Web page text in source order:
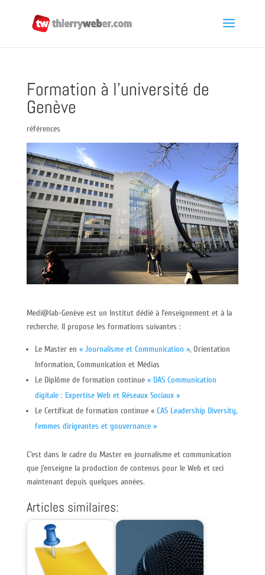
Formation à l’université de
Genève
références
Medi@lab-Genève est un Institut dédié à l’enseignement et à la
recherche. Il propose les formations suivantes :
Le Master en « Journalisme et Communication », Orientation
Information, Communication et Médias
Le Diplôme de formation continue « DAS Communication
digitale : Expertise Web et Réseaux Sociaux »
Le Certificat de formation continue « CAS Leadership Diversity,
femmes dirigeantes et gouvernance »
C’est dans le cadre du Master en journalisme et communication
que j’enseigne la production de contenus pour le Web et ceci
maintenant depuis quelques années.
Articles similaires: